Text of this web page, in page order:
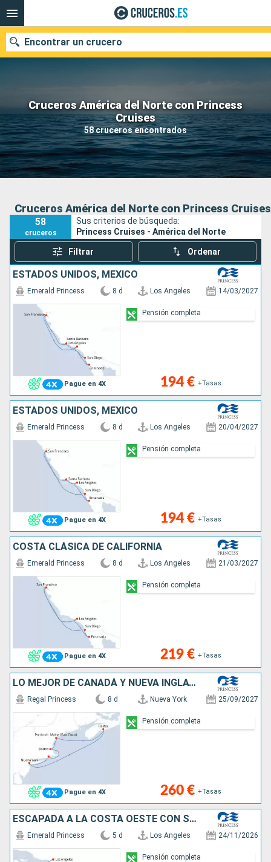
Cruceros América del Norte con Princess
Cruises
58 cruceros encontrados
Encontrar un crucero
Nuestros destinos
Fecha de salida
Puertos Compañías
Cruceros América del Norte con Princess Cruises
58
cruceros
Sus criterios de búsqueda:
Princess Cruises - América del Norte
Filtrar Ordenar
ESTADOS UNIDOS, MÉXICO
Pague en 4X
Emerald Princess 8 d Los Angeles 14/03/2027
194 € +Tasas
Pensión completa
ESTADOS UNIDOS, MÉXICO
Pague en 4X
Emerald Princess 8 d Los Angeles 20/04/2027
194 € +Tasas
Pensión completa
COSTA CLÁSICA DE CALIFORNIA
Pague en 4X
Emerald Princess 8 d Los Angeles 21/03/2027
219 € +Tasas
Pensión completa
LO MEJOR DE CANADÁ Y NUEVA INGLATERRA
Pague en 4X
Regal Princess 8 d Nueva York 25/09/2027
260 € +Tasas
Pensión completa
ESCAPADA A LA COSTA OESTE CON SAN DIEGO
Emerald Princess 5 d Los Angeles 24/11/2026
Pensión completa